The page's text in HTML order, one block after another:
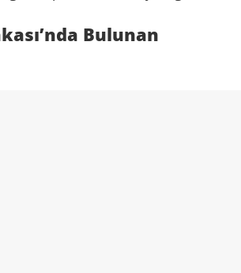
Bulunan